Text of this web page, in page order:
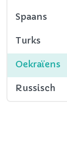
Spaans
Turks
Oekraïens
Russisch